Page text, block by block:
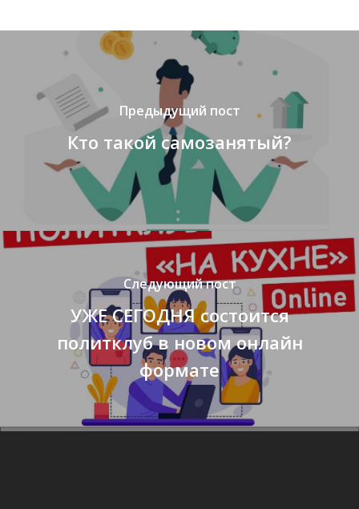
Предыдущий пост
Кто такой самозанятый?
Следующий пост
УЖЕ СЕГОДНЯ состоится
политклуб в новом онлайн
формате